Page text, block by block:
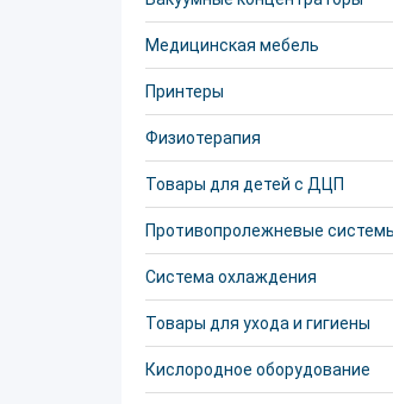
Медицинская мебель
Принтеры
Физиотерапия
Товары для детей с ДЦП
Противопролежневые
Система охлаждения
Товары для ухода и гигиены
Кислородное оборудование